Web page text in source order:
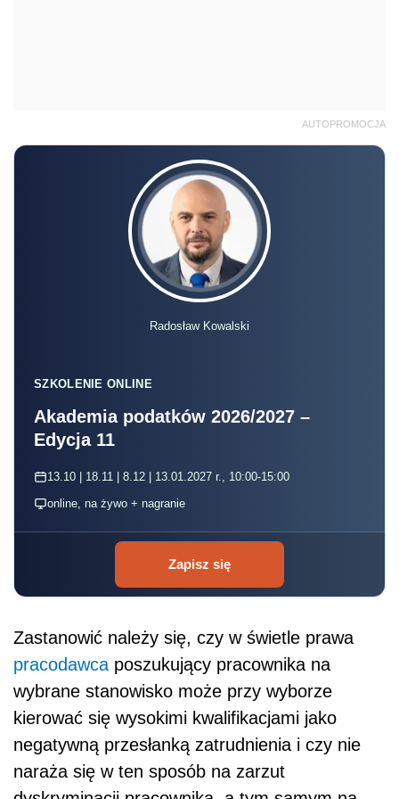
AUTOPROMOCJA
Radosław Kowalski
SZKOLENIE ONLINE
Akademia podatków 2026/2027 –
Edycja 11
13.10 | 18.11 | 8.12 | 13.01.2027 r., 10:00-15:00
online, na żywo + nagranie
Zapisz się
Zastanowić należy się, czy w świetle prawa
pracodawca poszukujący pracownika na
wybrane stanowisko może przy wyborze
kierować się wysokimi kwalifikacjami jako
negatywną przesłanką zatrudnienia i czy nie
naraża się w ten sposób na zarzut